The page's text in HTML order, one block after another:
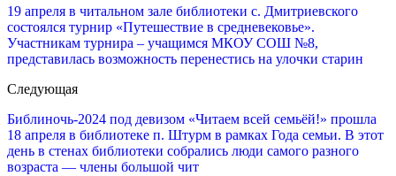
19 апреля в читальном зале библиотеки с. Дмитриевского
состоялся турнир «Путешествие в средневековье».
Участникам турнира – учащимся МКОУ СОШ №8,
представилась возможность перенестись на улочки старин
Следующая
Библиночь-2024 под девизом «Читаем всей семьёй!» прошла
18 апреля в библиотеке п. Штурм в рамках Года семьи. В этот
день в стенах библиотеки собрались люди самого разного
возраста — члены большой чит